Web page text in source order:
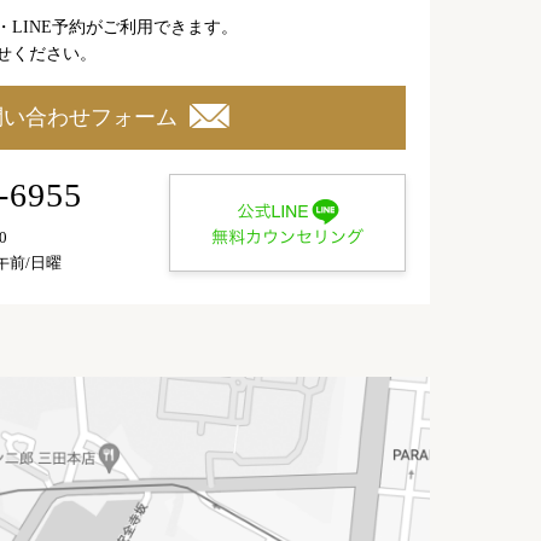
LINE予約がご利用できます。
ください。
合わせフォーム
前/日曜